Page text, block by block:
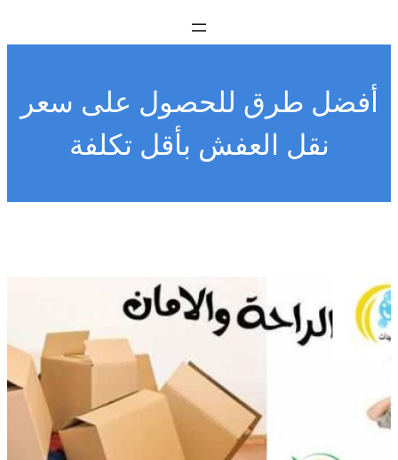
أفضل طرق للحصول على سعر
نقل العفش بأقل تكلفة